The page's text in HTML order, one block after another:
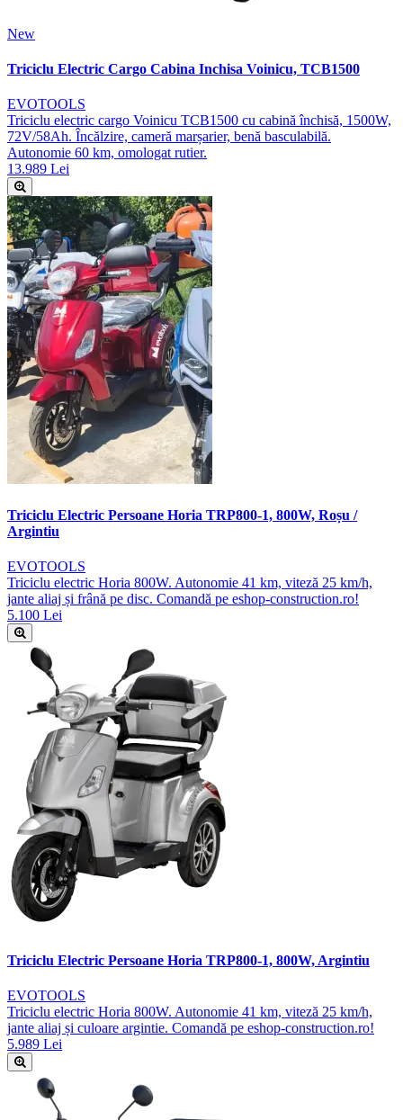
New
Triciclu Electric Cargo Cabina Inchisa Voinicu, TCB1500
EVOTOOLS
Triciclu electric cargo Voinicu TCB1500 cu cabină închisă, 1500W,
72V/58Ah. Încălzire, cameră marșarier, benă basculabilă.
Autonomie 60 km, omologat rutier.
13.989 Lei
Triciclu Electric Persoane Horia TRP800-1, 800W, Roșu /
Argintiu
EVOTOOLS
Triciclu electric Horia 800W. Autonomie 41 km, viteză 25 km/h,
jante aliaj și frână pe disc. Comandă pe eshop-construction.ro!
5.100 Lei
Triciclu Electric Persoane Horia TRP800-1, 800W, Argintiu
EVOTOOLS
Triciclu electric Horia 800W. Autonomie 41 km, viteză 25 km/h,
jante aliaj și culoare argintie. Comandă pe eshop-construction.ro!
5.989 Lei